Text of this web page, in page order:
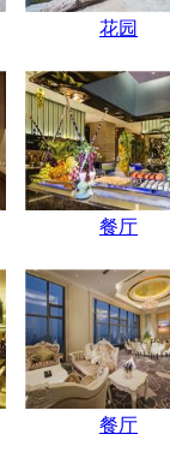
花园
餐厅
餐厅